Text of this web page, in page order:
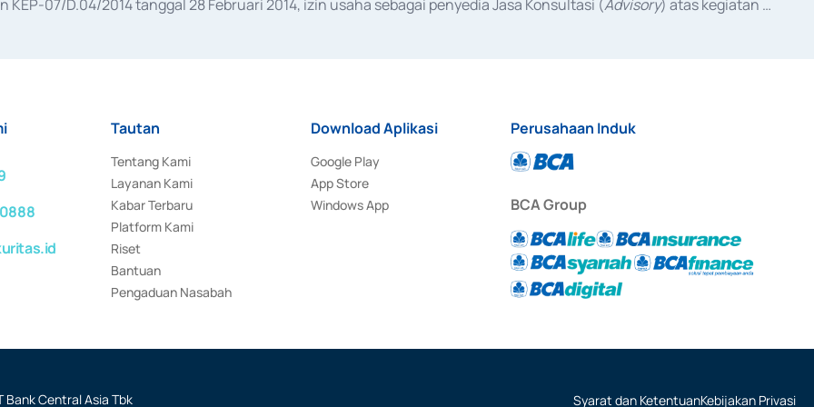
KEP-07/D.04/2014 tanggal 28 Februari 2014, izin usaha sebagai penyedia Jasa Konsultasi (Advisory) atas kegiatan
Tautan
Tentang Kami
Layanan Kami
Kabar Terbaru
Platform Kami
Riset
Bantuan
Pengaduan Nasabah
Download Aplikasi
Google Play
App Store
Windows App
Perusahaan Induk
BCA Group
Bank Central Asia Tbk
Syarat dan KetentuanKebijakan Privasi